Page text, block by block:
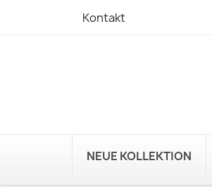
Kontakt
NEUE KOLLEKTION